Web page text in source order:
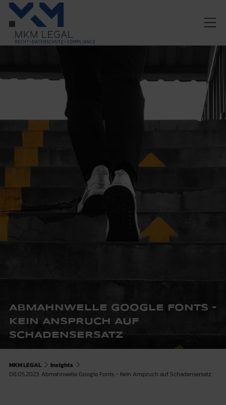
ABMAHNWELLE GOOGLE FONTS -
KEIN ANSPRUCH AUF
SCHADENSERSATZ
MKM LEGAL
Insights
08.05.2023: Abmahnwelle Google Fonts - Kein Anspruch auf Schadensersatz